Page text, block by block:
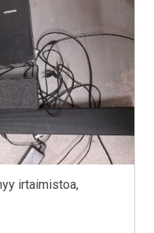
irtaimistoa,